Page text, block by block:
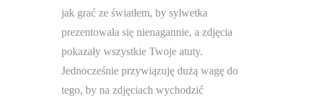
jak grać ze światłem, by sylwetka
prezentowała się nienagannie, a zdjęcia
pokazały wszystkie Twoje atuty.
Jednocześnie przywiązuję dużą wagę do
tego, by na zdjęciach wychodzić